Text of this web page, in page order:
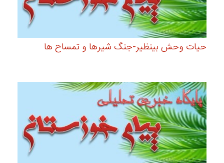
حیات وحش بینظیر-جنگ شیرها و تمساح ها